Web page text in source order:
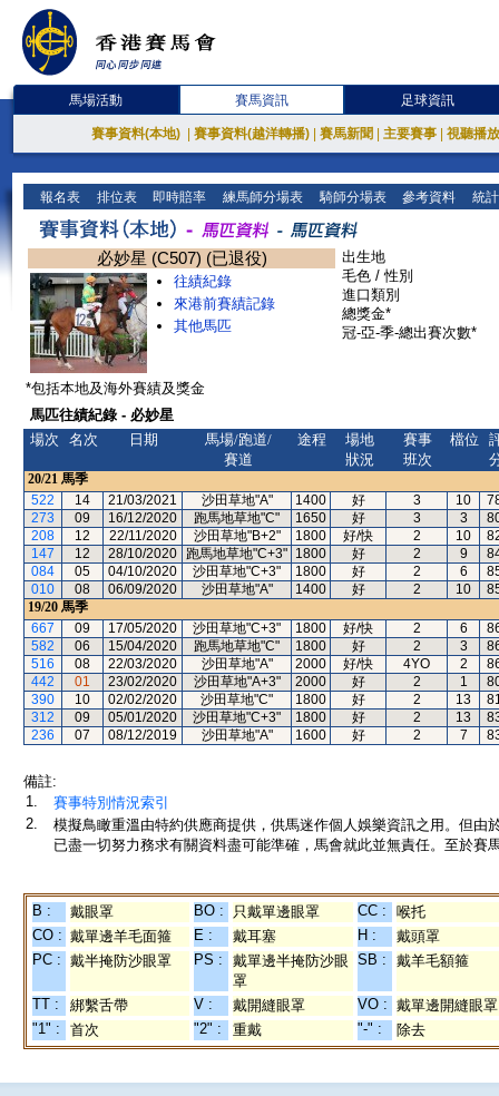
馬場活動 賽馬資訊 足球資訊
賽事資料(本地) 賽事資料(越洋轉播) 賽馬新聞 主要賽事 視聽播
報名表 排位表 即時賠率 練馬師分場表 騎師分場表 參考資料 統
必妙星 (C507) (已退役)
往績紀錄
來港前賽績記錄
其他馬匹
出生地
毛色 / 性別
進口類別
總獎金*
冠-亞-季-總出賽次數*
*包括本地及海外賽績及獎金
馬匹往績紀錄 - 必妙星
場次
名次 日期
馬場/跑道/
賽道
途程
場地
狀況
賽事
班次
檔位
20/21 馬季
522
14 21/03/2021 沙田草地"A" 1400 好 3 10
273
09 16/12/2020 跑馬地草地"C" 1650 好 3 3
208
12 22/11/2020 沙田草地"B+2" 1800 好/快 2 10
147
12 28/10/2020 跑馬地草地"C+3" 1800 好 2 9
084
05 04/10/2020 沙田草地"C+3" 1800 好 2 6
010
08 06/09/2020 沙田草地"A" 1400 好 2 10
19/20 馬季
667
09 17/05/2020 沙田草地"C+3" 1800 好/快 2 6
582
06 15/04/2020 跑馬地草地"C" 1800 好 2 3
516
08 22/03/2020 沙田草地"A" 2000 好/快 4YO 2
442
01 23/02/2020 沙田草地"A+3" 2000 好 2 1
390
10 02/02/2020 沙田草地"C" 1800 好 2 13
312
09 05/01/2020 沙田草地"C+3" 1800 好 2 13
236
07 08/12/2019 沙田草地"A" 1600 好 2 7
備註:
1.
賽事特別情況索引
2.
模擬鳥瞰重溫由特約供應商提供，供馬迷作個人娛樂資訊之用。但
已盡一切努力務求有關資料盡可能準確，馬會就此並無責任。至於賽
B : 戴眼罩 BO : 只戴單邊眼罩 CC :
喉托
CO : 戴單邊羊毛面箍 E : 戴耳塞 H :
戴頭罩
PC : 戴半掩防沙眼罩 PS :
戴單邊半掩防沙眼
罩
SB : 戴羊毛額箍
TT : 綁繫舌帶 V : 戴開縫眼罩 VO : 戴單邊開縫眼罩
"1" :
首次 "2" : 重戴 "-" : 除去